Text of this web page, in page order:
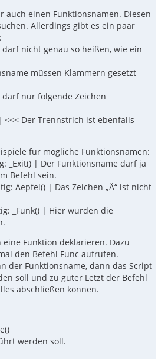
auch einen Funktionsnamen. Diesen
Allerdings gibt es ein paar
nicht genau so heißen, wie ein
müssen Klammern gesetzt
nur folgende Zeichen
Der Trennstrich ist ebenfalls
für mögliche Funktionsnamen:
_Exit() | Der Funktionsname darf ja
Befehl sein.
Aepfel() | Das Zeichen „Ä“ ist nicht
_Funk() | Hier wurden die
Funktion deklarieren. Dazu
den Befehl Func aufrufen.
der Funktionsname, dann das Script
soll und zu guter Letzt der Befehl
abschließen können.
werden soll.